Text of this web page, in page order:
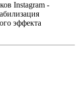
Instagram -
эффекта